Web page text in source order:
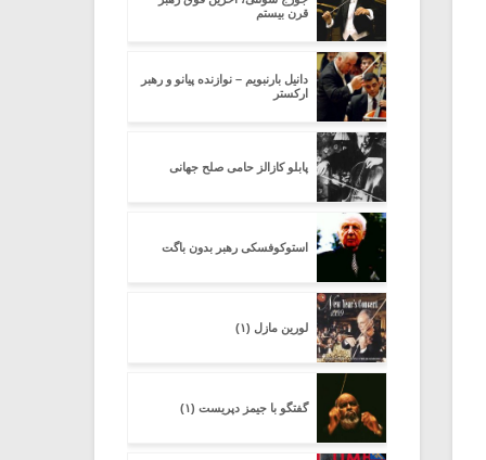
قرن بیستم
دانیل بارنبویم – نوازنده پیانو و رهبر
ارکستر
پابلو کازالز حامی صلح جهانی
استوکوفسکی رهبر بدون باگت
لورین مازل (۱)
گفتگو با جیمز دپریست (۱)